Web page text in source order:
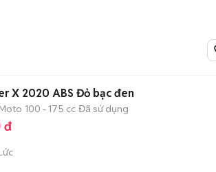
X 2020 ABS Đỏ bạc đen
100 - 175 cc Đã sử dụng
đ